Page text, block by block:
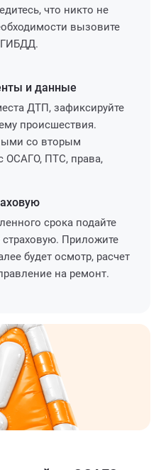
что никто не
вызовите
и данные
ДТП, зафиксируйте
происшествия.
со вторым
ОСАГО, ПТС, права,
срока подайте
Приложите
будет осмотр, расчет
на ремонт.